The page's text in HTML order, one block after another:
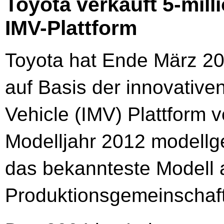
Toyota verkauft 5-
IMV-Plattform
Toyota hat Ende März
auf Basis der
Vehicle (IMV) Plattform
Modelljahr 2012
das bekannteste Modell